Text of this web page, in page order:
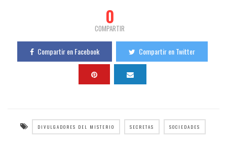
0
COMPARTIR
Compartir en Facebook Compartir en Twitter
DIVULGADORES DEL MISTERIO SECRETAS SOCIEDADES